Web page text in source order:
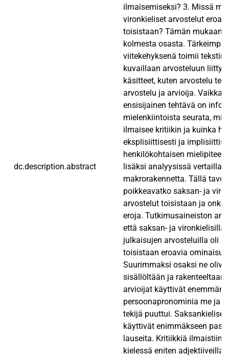
dc.description.abstract
ilmaisemiseksi? 3. Missä
vironkieliset arvostelut
toisistaan? Tämän mukaan
kolmesta osasta.
viitekehyksenä toimii tekstin
kuvaillaan arvosteluun
käsitteet, kuten arvostelu
arvostelu ja arvioija. Vaikka
ensisijainen tehtävä on
mielenkiintoista seurata,
ilmaisee kritiikin ja kuinka
eksplisiittisesti ja
henkilökohtaisen
lisäksi analyysissä
makrorakennetta. Tällä
poikkeavatko saksan- ja
arvostelut toisistaan ja onko
eroja. Tutkimusaineiston
että saksan- ja vironkielisillä
julkaisujen arvosteluilla oli
toisistaan eroavia
Suurimmaksi osaksi ne
sisällöltään ja
arvioijat käyttivät enemmän
persoonapronominia me ja
tekijä puuttui.
käyttivät enimmäkseen
lauseita. Kritiikkiä ilmaistiin
kielessä eniten adjektiiveilla